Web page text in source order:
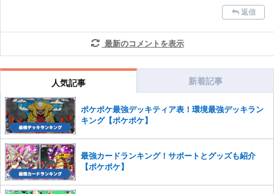
また、過度な利用規約の違反や、弊社に損害の及ぶ内容の書き込みがあ
かじめご理解くださいませ。
返信
最新のコメントを表示
人気記事 新着記事
ポケポケ最強デッキティア表！環境最強デッキラン
キング【ポケポケ】
最強カードランキング！サポートとグッズも紹介
【ポケポケ】